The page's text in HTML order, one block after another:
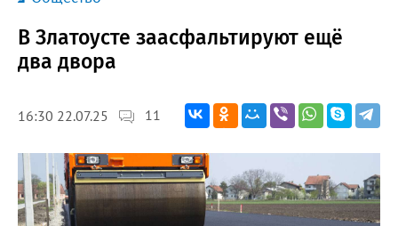
В Златоусте заасфальтируют ещё
два двора
16:30 22.07.25 11